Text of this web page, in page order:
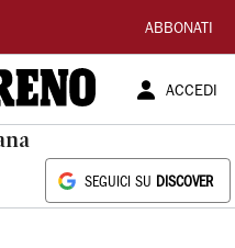
ABBONATI
ACCEDI
SEGUICI SU DISCOVER